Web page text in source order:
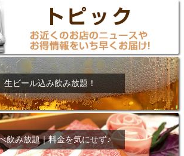
生ビール込み飲み放題！
飲み放題｜料金を気にせず♪